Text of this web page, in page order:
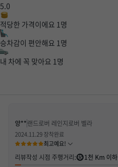
5.0
적당한 가격이에요 1명
승차감이 편안해요 1명
내 차에 꼭 맞아요 1명
양**랜드로버 레인지로버 벨라
2024.11.29 장착완료
최고예요!
리뷰작성 시점 주행거리: 1천 Km 이하